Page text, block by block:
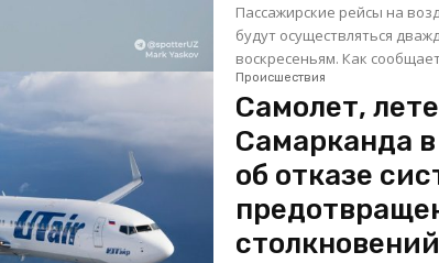
Пассажирские рейсы на
будут осуществляться
воскресеньям. Как
Происшествия
Самолет,
Самарканда
об отказе
столкновений